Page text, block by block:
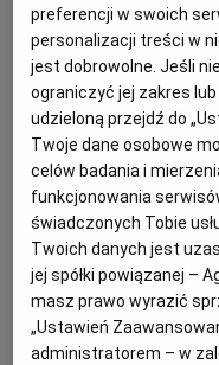
nie złożyli PDŚ
ich uzupełnienia.
w niektórych
asortyment. Jeden
kilka dokumentów,
wymagania
wyczerpywały
dla danej pozycji.
tylko wybiórcze
nie potwierdzają.
PŚD jednego
preferencji w swoich
personalizacji treści w
jest dobrowolne. Jeśli
ograniczyć jej zakres
udzieloną przejdź do
Twoje dane osobowe
celów badania i
funkcjonowania
świadczonych Tobie
Twoich danych jest
jej spółki powiązanej –
masz prawo wyrazić
„Ustawień
administratorem – w